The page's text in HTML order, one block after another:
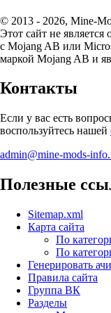
© 2013 - 2026, Mine-
Этот сайт не
с Mojang AB или
маркой Mojang AB и
Контакты
Если у вас есть
воспользуйтесь нашей
admin@mine-mods-
Полезные
Sitemap.xml
Карта сайта
По
По
Генерировать
Правила сайта
Группа ВК
Разделы